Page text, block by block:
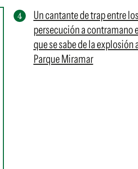
Un cantante de trap entre
persecución a contramano
que se sabe de la explosión
Parque Miramar